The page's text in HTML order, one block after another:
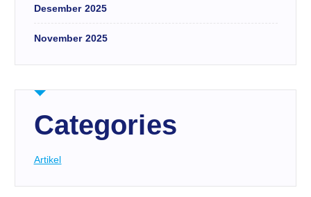
Desember 2025
November 2025
Categories
Artikel